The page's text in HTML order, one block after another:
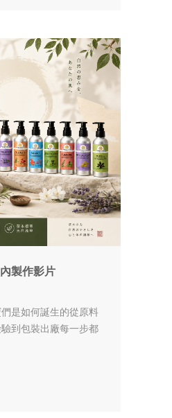
製作影片
是如何誕生的從原料
到包裝出廠每一步都